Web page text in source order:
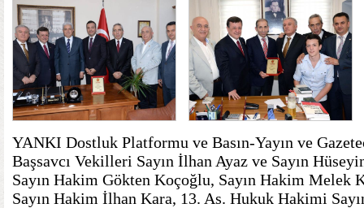
YANKI Dostluk Platformu ve Basın-Yayın ve
Başsavcı Vekilleri Sayın İlhan Ayaz ve Sayın
Sayın Hakim Gökten Koçoğlu, Sayın Hakim Melek
Sayın Hakim İlhan Kara, 13. As. Hukuk Hakimi